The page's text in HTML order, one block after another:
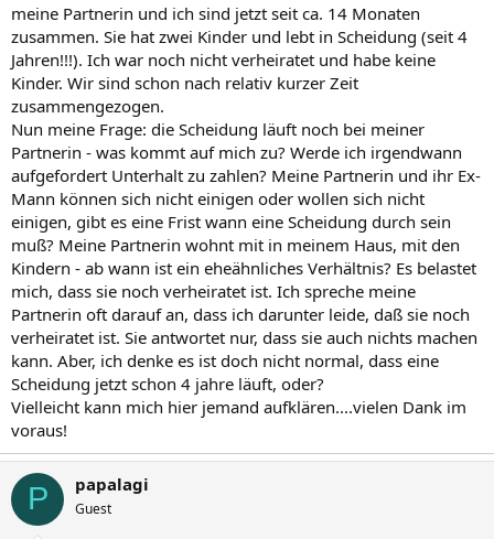
meine Partnerin und ich sind jetzt seit ca. 14 Monaten
zusammen. Sie hat zwei Kinder und lebt in Scheidung (seit 4
Jahren!!!). Ich war noch nicht verheiratet und habe keine
Kinder. Wir sind schon nach relativ kurzer Zeit
zusammengezogen.
Nun meine Frage: die Scheidung läuft noch bei meiner
Partnerin - was kommt auf mich zu? Werde ich irgendwann
aufgefordert Unterhalt zu zahlen? Meine Partnerin und ihr Ex-
Mann können sich nicht einigen oder wollen sich nicht
einigen, gibt es eine Frist wann eine Scheidung durch sein
muß? Meine Partnerin wohnt mit in meinem Haus, mit den
Kindern - ab wann ist ein eheähnliches Verhältnis? Es belastet
mich, dass sie noch verheiratet ist. Ich spreche meine
Partnerin oft darauf an, dass ich darunter leide, daß sie noch
verheiratet ist. Sie antwortet nur, dass sie auch nichts machen
kann. Aber, ich denke es ist doch nicht normal, dass eine
Scheidung jetzt schon 4 jahre läuft, oder?
Vielleicht kann mich hier jemand aufklären....vielen Dank im
voraus!
P papalagi
Guest